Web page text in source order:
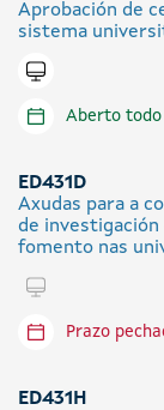
Aprobación de
sistema
Tramitar en liña
Aberto todo
ED431D
Axudas para a
de
fomento nas
Tramitar en liña
Prazo
ED431H